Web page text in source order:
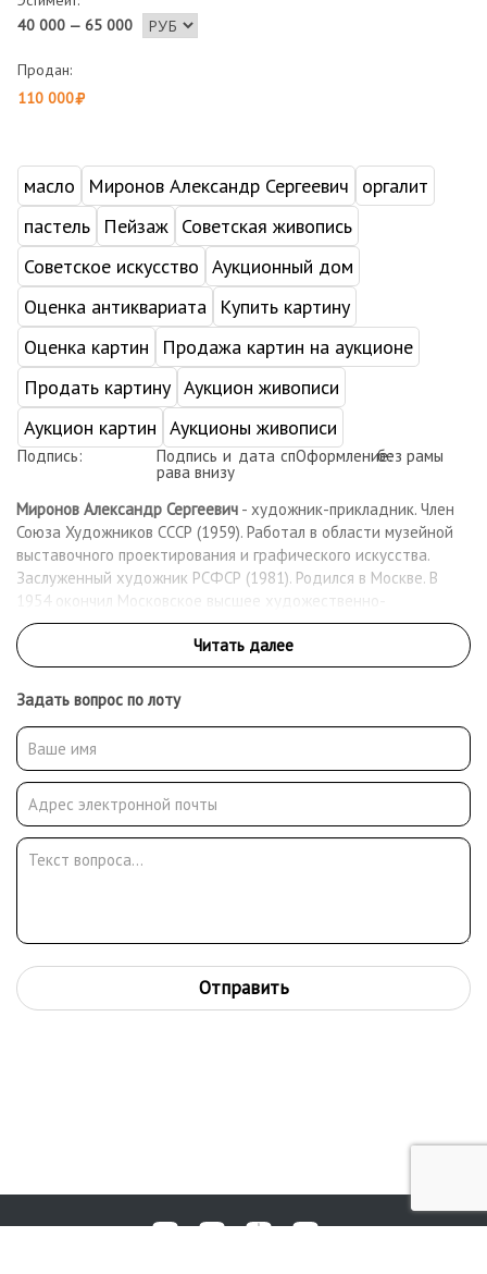
40 000 — 65 000
Продан:
110 000
масло Миронов Александр Сергеевич
оргалит
пастель
Пейзаж Советская живопись
Советское искусство Аукционный дом
Оценка антиквариата
Купить картину
Оценка картин
Продажа картин на аукционе
Продать картину Аукцион живописи
Аукцион картин Аукционы живописи
Подпись: Подпись и дата сп
рава внизу
Оформление:без рамы
Миронов Александр Сергеевич - художник-прикладник. Член
Союза Художников СССР (1959). Работал в области музейной
выставочного проектирования и графического искусства.
Заслуженный художник РСФСР (1981). Родился в Москве. В
1954 окончил Московское высшее художественно-
промышленное училище (Строгановское). С 1955 года работы
художника экспонируются на выставках.
Задать вопрос по лоту
Отправить